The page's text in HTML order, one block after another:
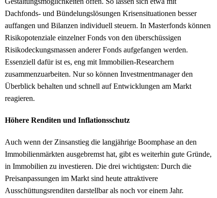
Dachfonds- und Bündelungslösungen Krisensituationen besser
auffangen und Bilanzen individuell steuern. In Masterfonds können
Risikopotenziale einzelner Fonds von den überschüssigen
Risikodeckungsmassen anderer Fonds aufgefangen werden.
Essenziell dafür ist es, eng mit Immobilien-Researchern
zusammenzuarbeiten. Nur so können Investmentmanager den
Überblick behalten und schnell auf Entwicklungen am Markt
reagieren.
Höhere Renditen und Inflationsschutz
Auch wenn der Zinsanstieg die langjährige Boomphase an den
Immobilienmärkten ausgebremst hat, gibt es weiterhin gute Gründe,
in Immobilien zu investieren. Die drei wichtigsten: Durch die
Preisanpassungen im Markt sind heute attraktivere
Ausschüttungsrenditen darstellbar als noch vor einem Jahr.